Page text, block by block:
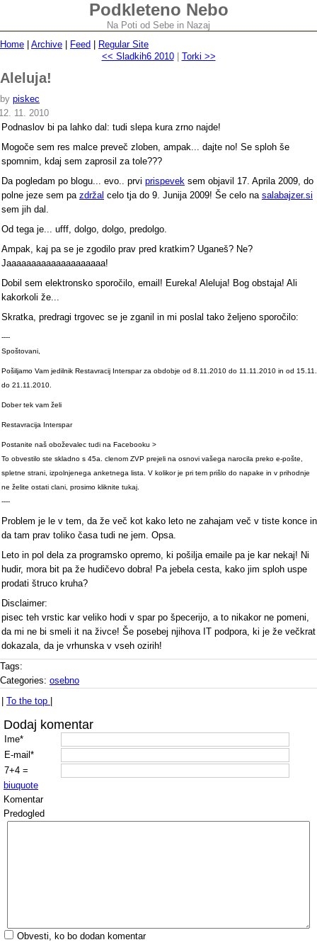
Podkleteno Nebo
Na Poti od Sebe in Nazaj
Home
Archive Feed
Regular Site
<< Sladkih6 2010| Torki >>
Aleluja!
by piskec
11. 2010
Podnaslov bi pa lahko dal: tudi slepa kura zrno najde!
Mogoče sem res malce preveč zloben, ampak... dajte no! Se sploh še
spomnim, kdaj sem zaprosil za tole???
Da pogledam po blogu... evo.. prvi prispevek sem objavil 17. Aprila 2009, do
polne jeze sem pa zdržal celo tja do 9. Junija 2009! Še celo na salabajzer.si
sem jih dal.
Od tega je... ufff, dolgo, dolgo, predolgo.
Ampak, kaj pa se je zgodilo prav pred kratkim? Uganeš? Ne?
Jaaaaaaaaaaaaaaaaaaaa!
Dobil sem elektronsko sporočilo, email! Eureka! Aleluja! Bog obstaja! Ali
kakorkoli že...
Skratka, predragi trgovec se je zganil in mi poslal tako željeno sporočilo:
----
Spoštovani,
Pošiljamo Vam jedilnik Restavracij Interspar za obdobje od 8.11.2010 do 11.11.2010 in od 15.11.
do 21.11.2010.
Dober tek vam želi
Restavracija Interspar
Postanite naš oboževalec tudi na Facebooku >
To obvestilo ste skladno s 45a. clenom ZVP prejeli na osnovi vašega narocila preko e-pošte,
spletne strani, izpolnjenega anketnega lista. V kolikor je pri tem prišlo do napake in v prihodnje
ne želite ostati clani, prosimo kliknite tukaj.
----
Problem je le v tem, da že več kot kako leto ne zahajam več v tiste konce in
da tam prav toliko časa tudi ne jem. Opsa.
Leto in pol dela za programsko opremo, ki pošilja emaile pa je kar nekaj! Ni
hudir, mora bit pa že hudičevo dobra! Pa jebela cesta, kako jim sploh uspe
prodati štruco kruha?
Disclaimer:
pisec teh vrstic kar veliko hodi v spar po špecerijo, a to nikakor ne pomeni,
da mi ne bi smeli it na živce! Še posebej njihova IT podpora, ki je že večkrat
dokazala, da je vrhunska v vseh ozirih!
Tags:
Categories: osebno
To the top
Dodaj komentar
Ime*
E-mail*
7+4 =
biuquote
Komentar
Predogled
Obvesti, ko bo dodan komentar